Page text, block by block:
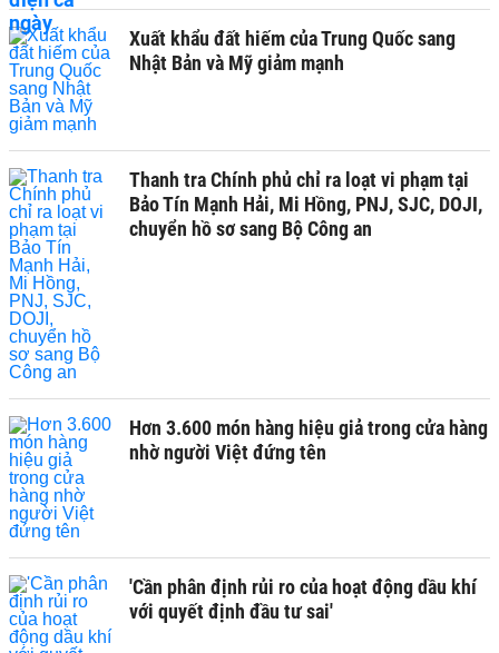
Xuất khẩu đất hiếm của Trung Quốc sang
Nhật Bản và Mỹ giảm mạnh
Thanh tra Chính phủ chỉ ra loạt vi phạm tại
Bảo Tín Mạnh Hải, Mi Hồng, PNJ, SJC, DOJI,
chuyển hồ sơ sang Bộ Công an
Hơn 3.600 món hàng hiệu giả trong cửa hàng
nhờ người Việt đứng tên
'Cần phân định rủi ro của hoạt động dầu khí
với quyết định đầu tư sai'